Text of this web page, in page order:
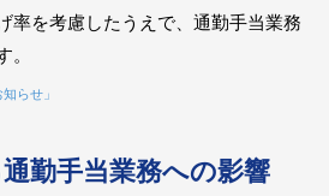
率を考慮したうえで、通勤手当業務
。
らせ」
勤手当業務への影響